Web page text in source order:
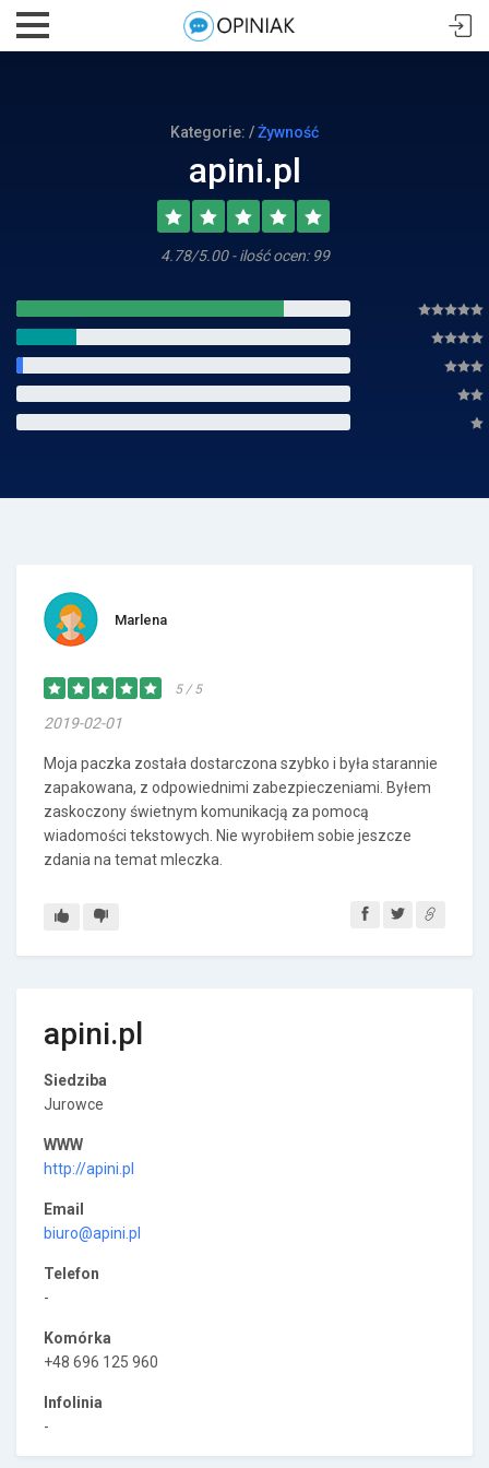
Kategorie: /Żywność
apini.pl
4.78/5.00 - ilość ocen: 99
Marlena
5 / 5
2019-02-01
Moja paczka została dostarczona szybko i była starannie
zapakowana, z odpowiednimi zabezpieczeniami. Byłem
zaskoczony świetnym komunikacją za pomocą
wiadomości tekstowych. Nie wyrobiłem sobie jeszcze
zdania na temat mleczka.
apini.pl
Siedziba
Jurowce
WWW
http://apini.pl
Email
biuro@apini.pl
Telefon
-
Komórka
+48 696 125 960
Infolinia
-